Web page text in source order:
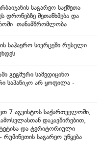
საგარეო საქმეთა
დრონებზე შეთანხმება და
თანამშრომლობა
საჰაერო სივრცეში რუსული
გეგმური სამედიცინო
საპანიკო არ ყოფილა -
7 აგვისტოს საქართველოში,
დაკავშირებით,
და ტერიტორიული
საგარეო უწყება